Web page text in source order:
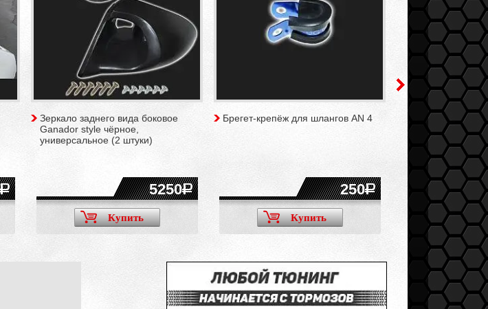
Зеркало заднего вида боковое
Ganador style чёрное,
универсальное (2 штуки)
5250
Купить
Брегет-крепёж для шлангов AN 4
250
Купить
Пороги LUKOIL
2113 (2 штуки)